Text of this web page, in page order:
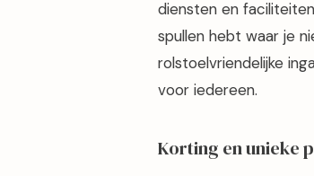
diensten en
spullen hebt waar je
rolstoelvriendelijke
voor iedereen.
Korting en unieke